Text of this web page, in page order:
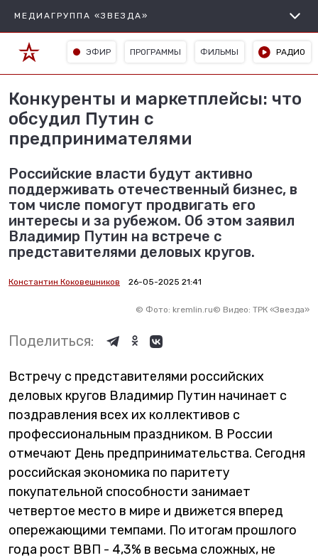
МЕДИАГРУППА «ЗВЕЗДА»
ЭФИР ПРОГРАММЫ ФИЛЬМЫ РАДИО
Конкуренты и маркетплейсы: что
обсудил Путин с
предпринимателями
Российские власти будут активно
поддерживать отечественный бизнес, в
том числе помогут продвигать его
интересы и за рубежом. Об этом заявил
Владимир Путин на встрече с
представителями деловых кругов.
Константин Коковешников 26-05-2025 21:41
© Фото: kremlin.ru© Видео: ТРК «Звезда»
Поделиться:
Встречу с представителями российских
деловых кругов Владимир Путин начинает с
поздравления всех их коллективов с
профессиональным праздником. В России
отмечают День предпринимательства. Сегодня
российская экономика по паритету
покупательной способности занимает
четвертое место в мире и движется вперед
опережающими темпами. По итогам прошлого
года рост ВВП - 4,3% в весьма сложных, не